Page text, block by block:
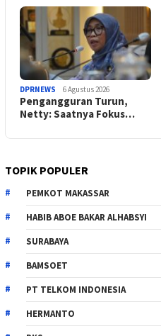
DPRNEWS 6 Agustus 2026
Pengangguran Turun,
Netty: Saatnya Fokus…
TOPIK POPULER
PEMKOT MAKASSAR
HABIB ABOE BAKAR ALHABSYI
SURABAYA
BAMSOET
PT TELKOM INDONESIA
HERMANTO